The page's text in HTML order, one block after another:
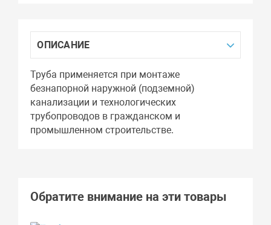
ОПИСАНИЕ
Труба применяется при монтаже
безнапорной наружной (подземной)
канализации и технологических
трубопроводов в гражданском и
промышленном строительстве.
Обратите внимание на эти товары